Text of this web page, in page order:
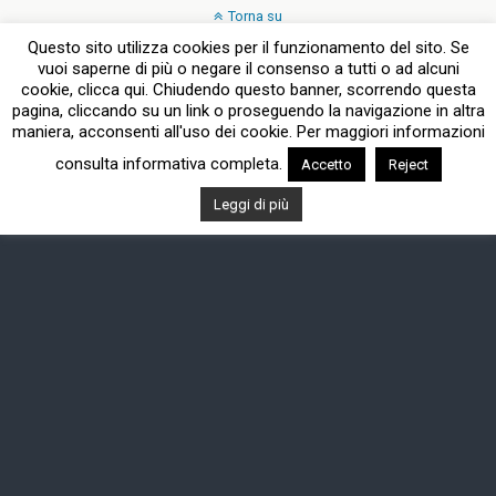
Torna su
Dispositivo Portatile Pc Desktop
Questo sito utilizza cookies per il funzionamento del sito. Se
vuoi saperne di più o negare il consenso a tutti o ad alcuni
cookie, clicca qui. Chiudendo questo banner, scorrendo questa
pagina, cliccando su un link o proseguendo la navigazione in altra
maniera, acconsenti all'uso dei cookie. Per maggiori informazioni
consulta informativa completa.
Accetto Reject
Leggi di più